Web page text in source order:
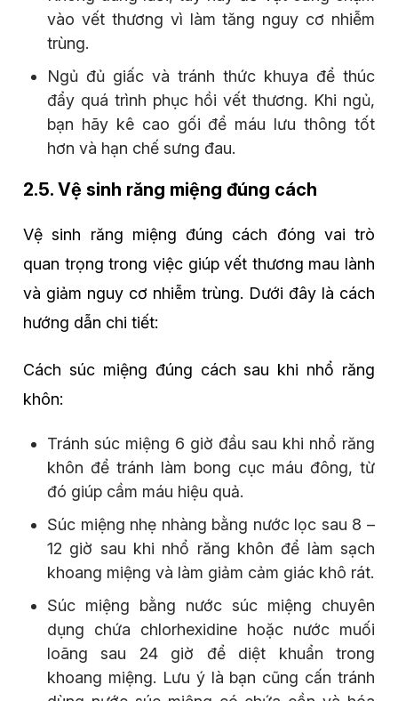
vào vết thương vì làm tăng nguy cơ nhiễm
trùng.
Ngủ đủ giấc và tránh thức khuya để thúc
đẩy quá trình phục hồi vết thương. Khi ngủ,
bạn hãy kê cao gối để máu lưu thông tốt
hơn và hạn chế sưng đau.
2.5. Vệ sinh răng miệng đúng cách
Vệ sinh răng miệng đúng cách đóng vai trò
quan trọng trong việc giúp vết thương mau lành
và giảm nguy cơ nhiễm trùng. Dưới đây là cách
hướng dẫn chi tiết:
Cách súc miệng đúng cách sau khi nhổ răng
khôn:
Tránh súc miệng 6 giờ đầu sau khi nhổ răng
khôn để tránh làm bong cục máu đông, từ
đó giúp cầm máu hiệu quả.
Súc miệng nhẹ nhàng bằng nước lọc sau 8 –
12 giờ sau khi nhổ răng khôn để làm sạch
khoang miệng và làm giảm cảm giác khô rát.
Súc miệng bằng nước súc miệng chuyên
dụng chứa chlorhexidine hoặc nước muối
loãng sau 24 giờ để diệt khuẩn trong
khoang miệng. Lưu ý là bạn cũng cấn tránh